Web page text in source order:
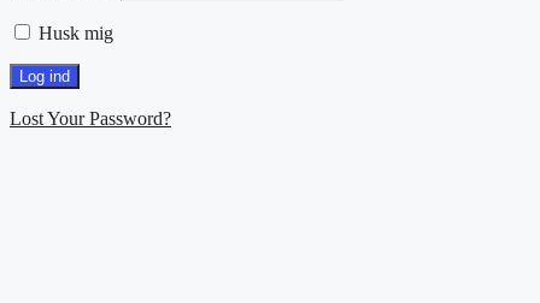
Husk mig
Lost Your Password?